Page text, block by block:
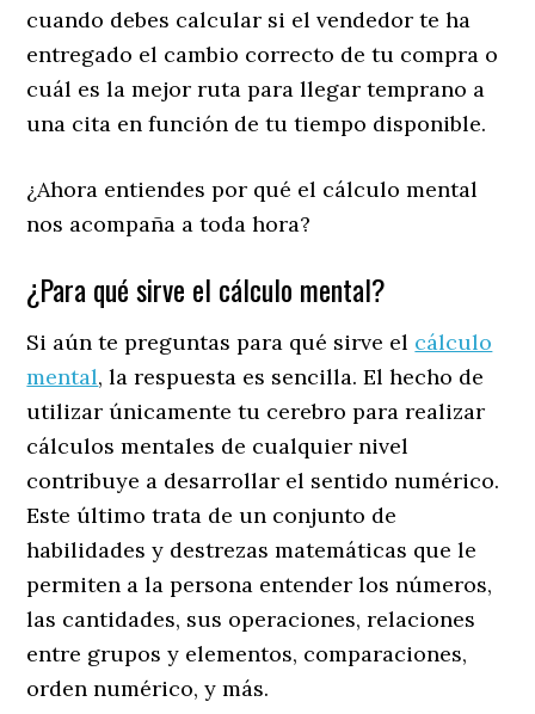
cuando debes calcular si el vendedor te ha
entregado el cambio correcto de tu compra o
cuál es la mejor ruta para llegar temprano a
una cita en función de tu tiempo disponible.
¿Ahora entiendes por qué el cálculo mental
nos acompaña a toda hora?
¿Para qué sirve el cálculo mental?
Si aún te preguntas para qué sirve el cálculo
mental, la respuesta es sencilla. El hecho de
utilizar únicamente tu cerebro para realizar
cálculos mentales de cualquier nivel
contribuye a desarrollar el sentido numérico.
Este último trata de un conjunto de
habilidades y destrezas matemáticas que le
permiten a la persona entender los números,
las cantidades, sus operaciones, relaciones
entre grupos y elementos, comparaciones,
orden numérico, y más.